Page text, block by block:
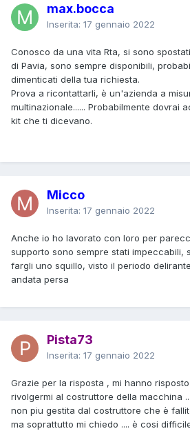
max.bocca
Inserita: 17 gennaio 2022
Conosco da una vita Rta, si sono
di Pavia, sono sempre disponibili,
dimenticati della tua richiesta.
Prova a ricontattarli, è un'azienda a
multinazionale...... Probabilmente dovrai
kit che ti dicevano.
Micco
Inserita: 17 gennaio 2022
Anche io ho lavorato con loro per
supporto sono sempre stati impeccabili,
fargli uno squillo, visto il periodo
andata persa
Pista73
Inserita: 17 gennaio 2022
Grazie per la risposta , mi hanno
rivolgermi al costruttore della macchina
non piu gestita dal costruttore che è
ma soprattutto mi chiedo .... è cosi